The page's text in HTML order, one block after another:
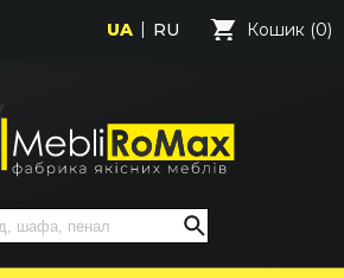
UA RU Кошик (0)